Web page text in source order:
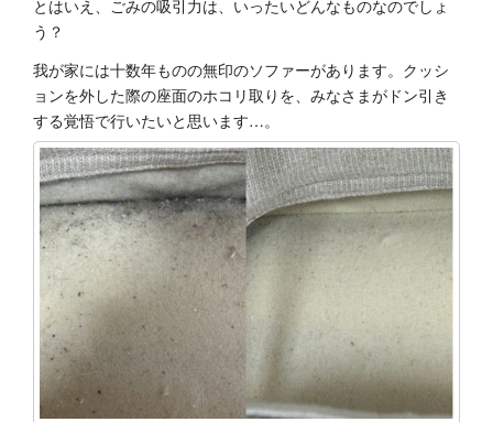
とはいえ、ごみの吸引力は、いったいどんなものなのでしょ
う？
我が家には十数年ものの無印のソファーがあります。クッシ
ョンを外した際の座面のホコリ取りを、みなさまがドン引き
する覚悟で行いたいと思います…。